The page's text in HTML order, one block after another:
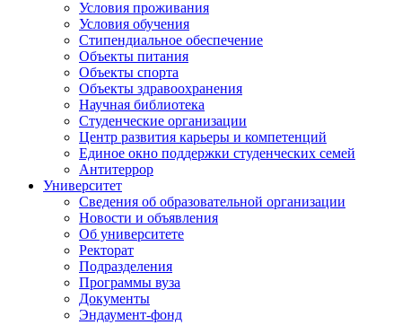
Условия проживания
Условия обучения
Стипендиальное обеспечение
Объекты питания
Объекты спорта
Объекты здравоохранения
Научная библиотека
Студенческие организации
Центр развития карьеры и компетенций
Единое окно поддержки студенческих семей
Антитеррор
Университет
Сведения об образовательной организации
Новости и объявления
Об университете
Ректорат
Подразделения
Программы вуза
Документы
Эндаумент-фонд